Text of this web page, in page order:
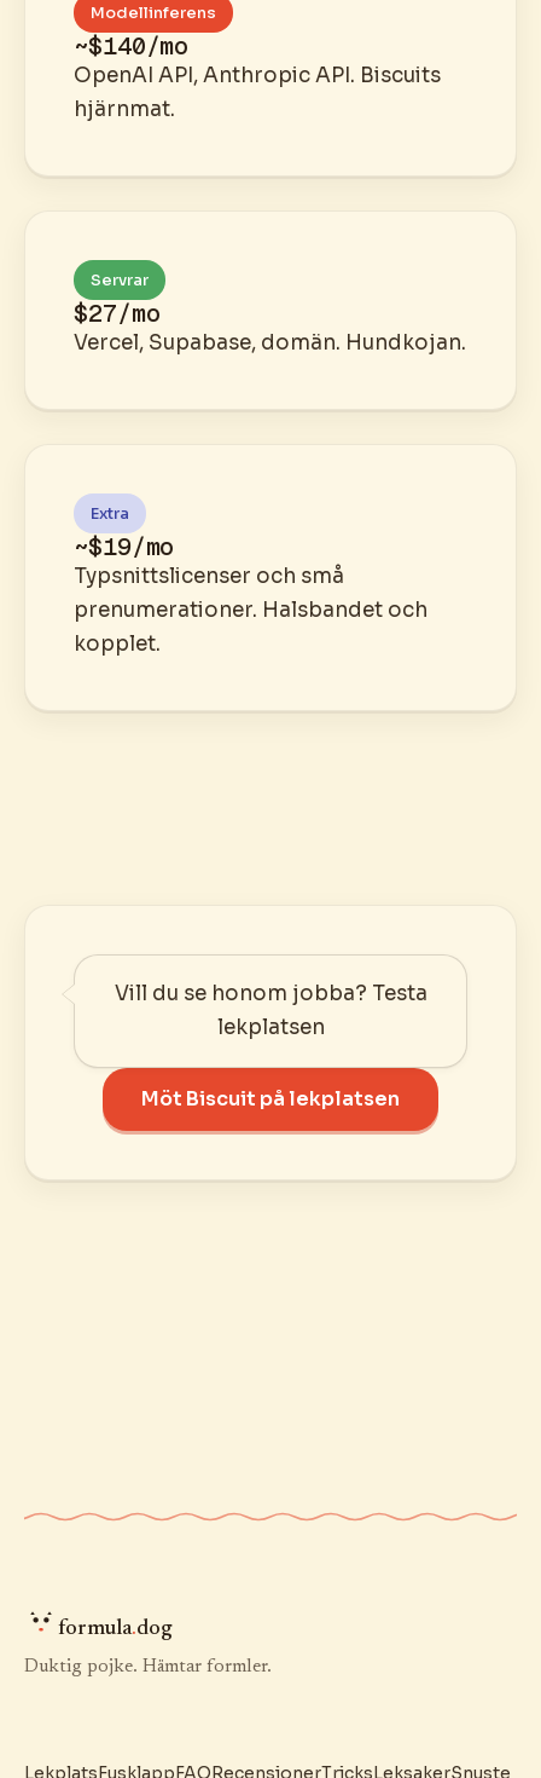
Modellinferens
~$140/mo
OpenAI API, Anthropic API. Biscuits
hjärnmat.
Servrar
$27/mo
Vercel, Supabase, domän. Hundkojan.
Extra
~$19/mo
Typsnittslicenser och små
prenumerationer. Halsbandet och
kopplet.
Vill du se honom jobba? Testa
lekplatsen
Möt Biscuit på lekplatsen
formula.dog
Duktig pojke. Hämtar formler.
LekplatsFusklappFAQRecensionerTricksLeksakerSnuste